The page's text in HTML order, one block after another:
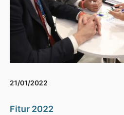
21/01/2022
Fitur 2022